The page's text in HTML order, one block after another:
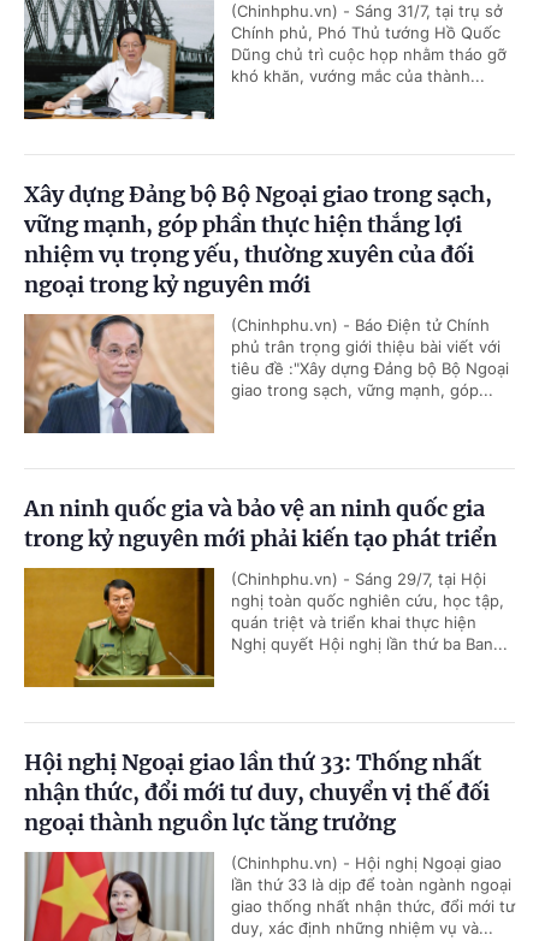
(Chinhphu.vn) - Sáng 31/7, tại trụ sở
Chính phủ, Phó Thủ tướng Hồ Quốc
Dũng chủ trì cuộc họp nhằm tháo gỡ
khó khăn, vướng mắc của thành...
Xây dựng Đảng bộ Bộ Ngoại giao trong sạch,
vững mạnh, góp phần thực hiện thắng lợi
nhiệm vụ trọng yếu, thường xuyên của đối
ngoại trong kỷ nguyên mới
(Chinhphu.vn) - Báo Điện tử Chính
phủ trân trọng giới thiệu bài viết với
tiêu đề :"Xây dựng Đảng bộ Bộ Ngoại
giao trong sạch, vững mạnh, góp...
An ninh quốc gia và bảo vệ an ninh quốc gia
trong kỷ nguyên mới phải kiến tạo phát triển
(Chinhphu.vn) - Sáng 29/7, tại Hội
nghị toàn quốc nghiên cứu, học tập,
quán triệt và triển khai thực hiện
Nghị quyết Hội nghị lần thứ ba Ban...
Hội nghị Ngoại giao lần thứ 33: Thống nhất
nhận thức, đổi mới tư duy, chuyển vị thế đối
ngoại thành nguồn lực tăng trưởng
(Chinhphu.vn) - Hội nghị Ngoại giao
lần thứ 33 là dịp để toàn ngành ngoại
giao thống nhất nhận thức, đổi mới tư
duy, xác định những nhiệm vụ và...